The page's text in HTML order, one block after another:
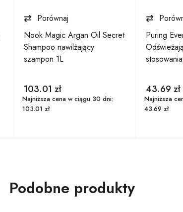
Porównaj
Nook Magic Argan Oil Secret
Shampoo nawilżający
szampon 1L
103.01 zł
Najniższa cena w ciągu 30 dni:
103.01 zł
Puring
stosowania
43.69 zł
Najniższa
43.69 zł
Podobne produkty